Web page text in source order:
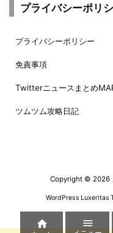
プライバシーポリ
プライバシーポリシー
免責事項
Twitterニュースまとめ
ツムツム攻略日記
Copyright © 2026
WordPress Luxeritas
 